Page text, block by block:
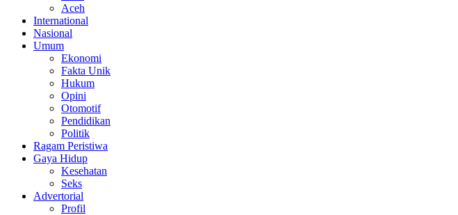
Aceh
International
Nasional
Umum
Ekonomi
Fakta Unik
Hukum
Opini
Otomotif
Pendidikan
Politik
Ragam Peristiwa
Gaya Hidup
Kesehatan
Seks
Advertorial
Profil